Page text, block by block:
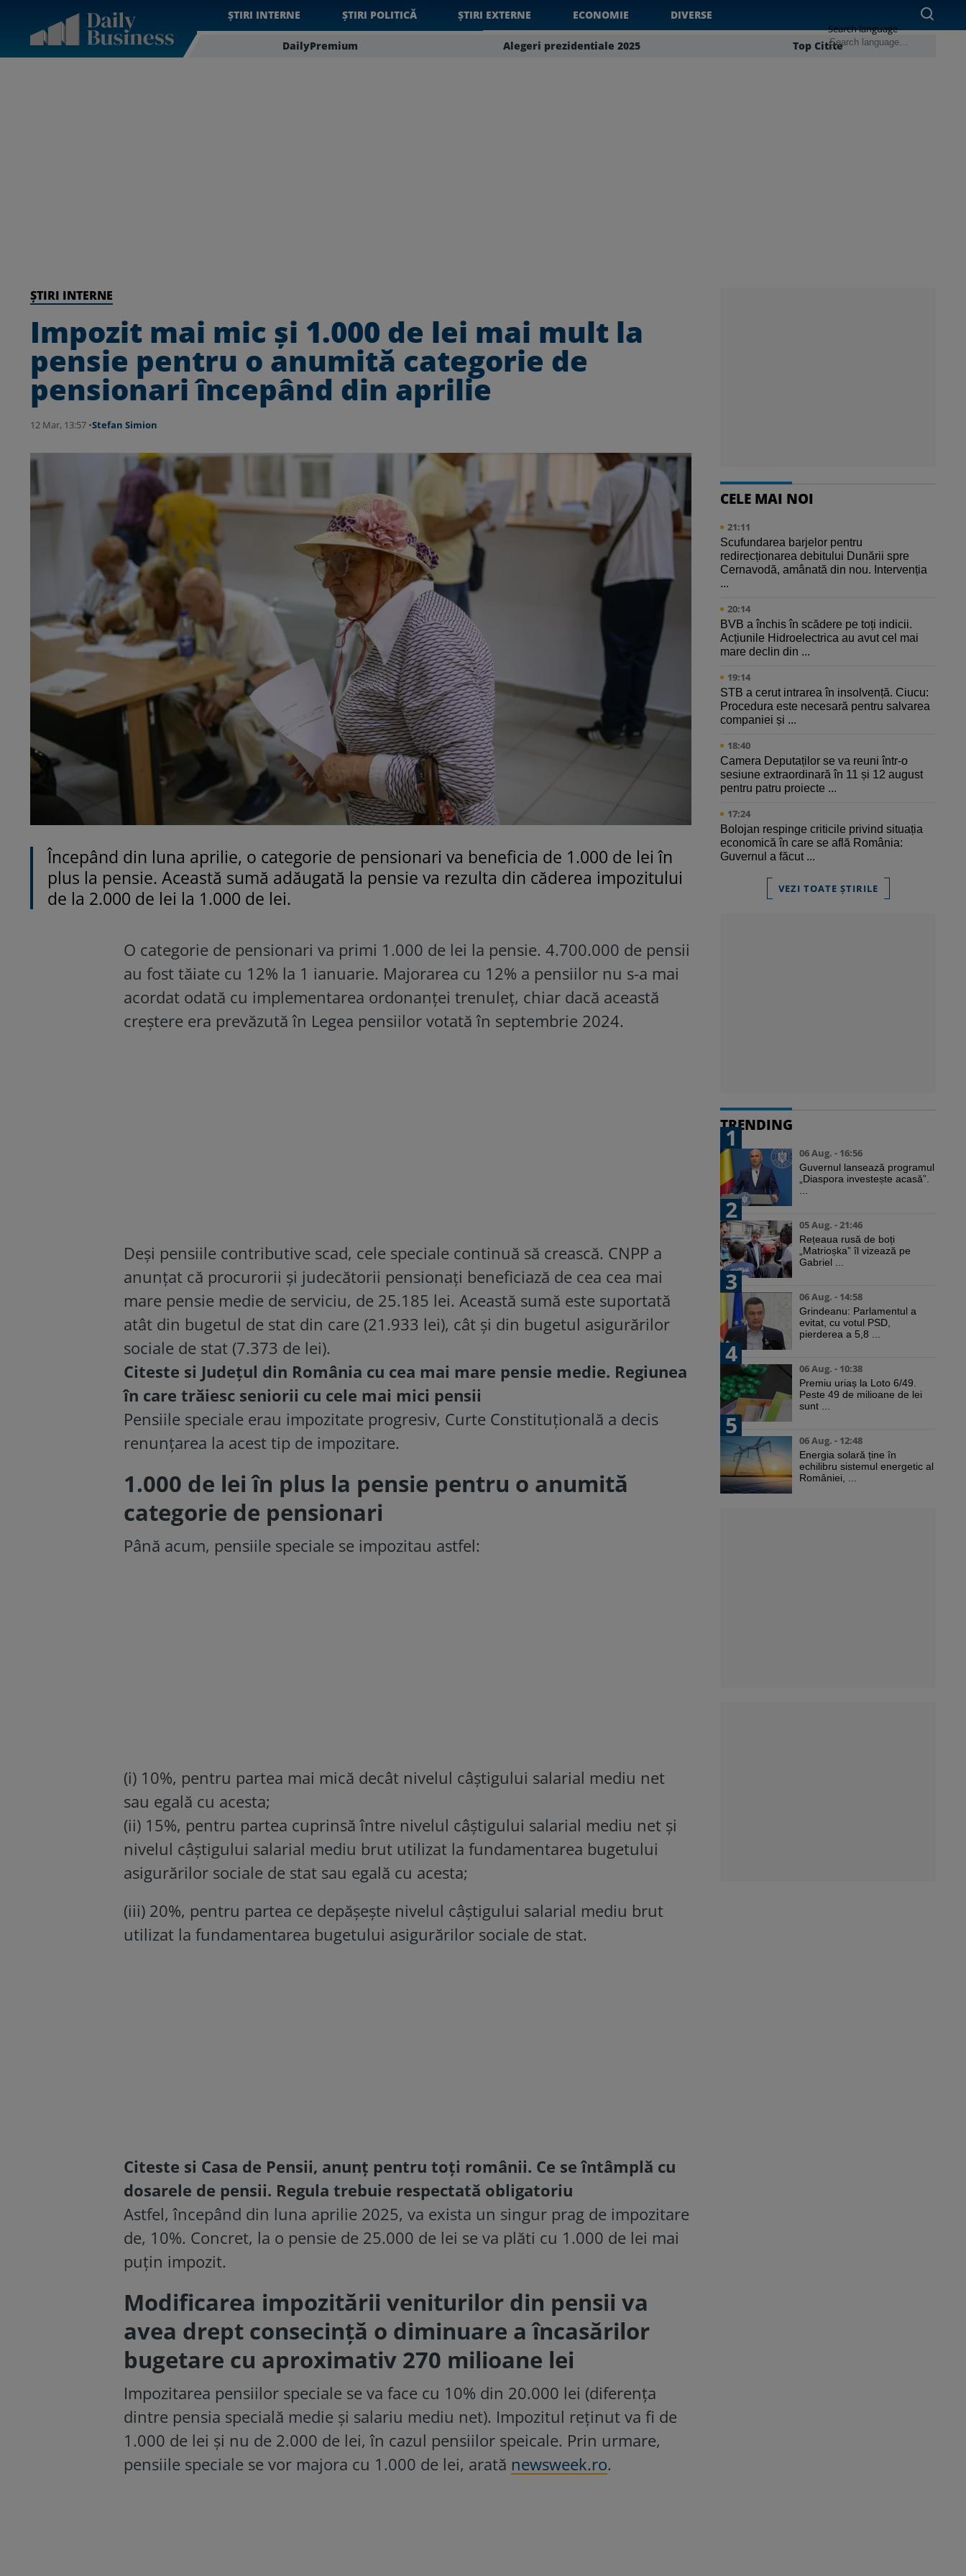
ȘTIRI INTERNE ȘTIRI POLITICĂ ȘTIRI EXTERNE ECONOMIE DIVERSE
DailyPremium Alegeri prezidentiale 2025 Top Citite
Search language
ȘTIRI INTERNE
Impozit mai mic și 1.000 de lei mai mult la
pensie pentru o anumită categorie de
pensionari începând din aprilie
12 Mar, 13:57 •Stefan Simion
Începând din luna aprilie, o categorie de pensionari va beneficia de 1.000 de lei în
plus la pensie. Această sumă adăugată la pensie va rezulta din căderea impozitului
de la 2.000 de lei la 1.000 de lei.
O categorie de pensionari va primi 1.000 de lei la pensie. 4.700.000 de pensii
au fost tăiate cu 12% la 1 ianuarie. Majorarea cu 12% a pensiilor nu s-a mai
acordat odată cu implementarea ordonanței trenuleț, chiar dacă această
creștere era prevăzută în Legea pensiilor votată în septembrie 2024.
Deși pensiile contributive scad, cele speciale continuă să crească. CNPP a
anunțat că procurorii și judecătorii pensionați beneficiază de cea cea mai
mare pensie medie de serviciu, de 25.185 lei. Această sumă este suportată
atât din bugetul de stat din care (21.933 lei), cât și din bugetul asigurărilor
sociale de stat (7.373 de lei).
Citeste si Județul din România cu cea mai mare pensie medie. Regiunea
în care trăiesc seniorii cu cele mai mici pensii
Pensiile speciale erau impozitate progresiv, Curte Constituțională a decis
renunțarea la acest tip de impozitare.
1.000 de lei în plus la pensie pentru o anumită
categorie de pensionari
Până acum, pensiile speciale se impozitau astfel:
(i) 10%, pentru partea mai mică decât nivelul câştigului salarial mediu net
sau egală cu acesta;
(ii) 15%, pentru partea cuprinsă între nivelul câştigului salarial mediu net şi
nivelul câştigului salarial mediu brut utilizat la fundamentarea bugetului
asigurărilor sociale de stat sau egală cu acesta;
(iii) 20%, pentru partea ce depăşeşte nivelul câştigului salarial mediu brut
utilizat la fundamentarea bugetului asigurărilor sociale de stat.
Citeste si Casa de Pensii, anunț pentru toți românii. Ce se întâmplă cu
dosarele de pensii. Regula trebuie respectată obligatoriu
Astfel, începând din luna aprilie 2025, va exista un singur prag de impozitare
de, 10%. Concret, la o pensie de 25.000 de lei se va plăti cu 1.000 de lei mai
puțin impozit.
Modificarea impozitării veniturilor din pensii va
avea drept consecință o diminuare a încasărilor
bugetare cu aproximativ 270 milioane lei
Impozitarea pensiilor speciale se va face cu 10% din 20.000 lei (diferența
dintre pensia specială medie și salariu mediu net). Impozitul reținut va fi de
1.000 de lei și nu de 2.000 de lei, în cazul pensiilor speicale. Prin urmare,
pensiile speciale se vor majora cu 1.000 de lei, arată newsweek.ro.
CELE MAI NOI
21:11
Scufundarea barjelor pentru
redirecționarea debitului Dunării spre
Cernavodă, amânată din nou. Intervenția
...
20:14
BVB a închis în scădere pe toți indicii.
Acțiunile Hidroelectrica au avut cel mai
mare declin din ...
19:14
STB a cerut intrarea în insolvență. Ciucu:
Procedura este necesară pentru salvarea
companiei și ...
18:40
Camera Deputaților se va reuni într-o
sesiune extraordinară în 11 și 12 august
pentru patru proiecte ...
17:24
Bolojan respinge criticile privind situația
economică în care se află România:
Guvernul a făcut ...
VEZI TOATE ȘTIRILE
TRENDING
1
06 Aug. - 16:56
Guvernul lansează programul
„Diaspora investește acasă”.
2
05 Aug. - 21:46
Rețeaua rusă de boți
„Matrioșka” îl vizează pe
Gabriel ...
3
06 Aug. - 14:58
Grindeanu: Parlamentul a
evitat, cu votul PSD,
pierderea a 5,8 ...
4
06 Aug. - 10:38
Premiu uriaș la Loto 6/49.
Peste 49 de milioane de lei
sunt ...
5
06 Aug. - 12:48
Energia solară ține în
echilibru sistemul energetic al
României, ...